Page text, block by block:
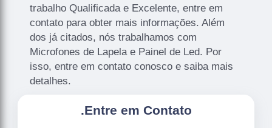
trabalho Qualificada e Excelente, entre em
contato para obter mais informações. Além
dos já citados, nós trabalhamos com
Microfones de Lapela e Painel de Led. Por
isso, entre em contato conosco e saiba mais
detalhes.
.Entre em Contato